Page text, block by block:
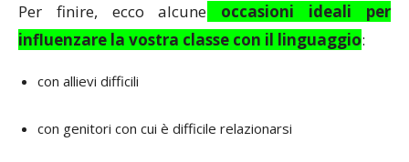
Per finire, ecco alcune occasioni ideali per
influenzare la vostra classe con il linguaggio:
con allievi difficili
con genitori con cui è difficile relazionarsi